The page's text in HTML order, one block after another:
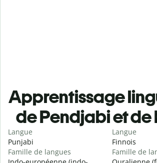
Apprentissage
de Pendjabi et de
Langue
Punjabi
Famille de langues
Langue
Finnois
Famille de